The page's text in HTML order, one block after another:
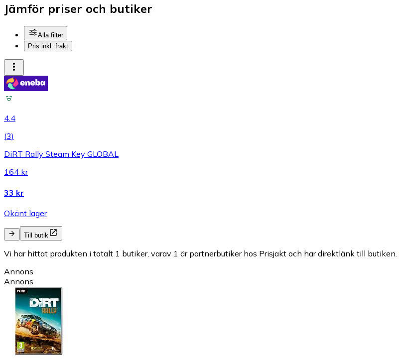
Jämför priser och butiker
Alla filter
Pris inkl. frakt
4.4
(3)
DiRT Rally Steam Key GLOBAL
164 kr
33 kr
Okänt lager
Till butik
Vi har hittat produkten i totalt 1 butiker, varav 1 är partnerbutiker hos Prisjakt och har direktlänk till butiken.
Annons
Annons